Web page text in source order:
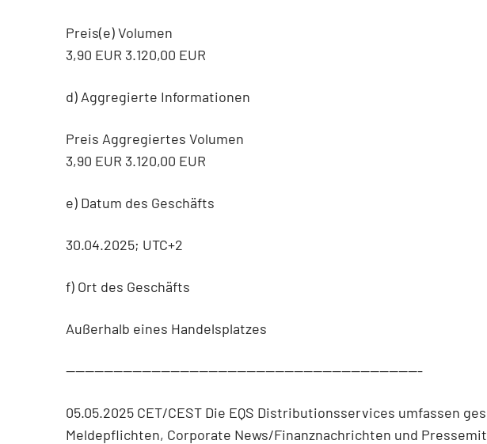
Preis(e) Volumen
3,90 EUR 3.120,00 EUR
d) Aggregierte Informationen
Preis Aggregiertes Volumen
3,90 EUR 3.120,00 EUR
e) Datum des Geschäfts
30.04.2025; UTC+2
f) Ort des Geschäfts
Außerhalb eines Handelsplatzes
---------------------------------------------------------------------------
05.05.2025 CET/CEST Die EQS Distributionsservices umfassen
Meldepflichten, Corporate News/Finanznachrichten und